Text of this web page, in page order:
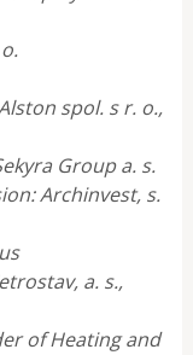
spol. s r. o.,
Group a. s.
Archinvest, s.
a. s.,
of Heating and